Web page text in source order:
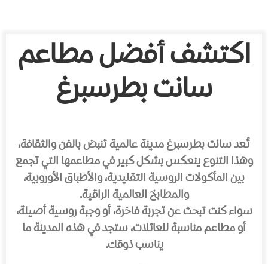
اكتشف أفضل مطاعم
سانت بطرسبرغ
تُعد سانت بطرسبرغ مدينة عالمية تنبض بالفن والثقافة،
وهذا التنوع ينعكس بشكل كبير في مطاعمها التي تجمع
بين المأكولات الروسية التقليدية، والأطباق الأوروبية،
والمطابخ العالمية الراقية.
سواء كنت تبحث عن تجربة فاخرة، أو وجبة روسية أصيلة،
أو مطاعم مناسبة للعائلات، ستجد في هذه المدينة ما
يناسب ذوقك.